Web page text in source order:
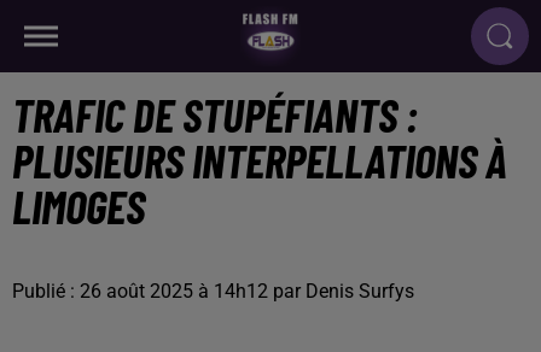
TRAFIC DE STUPÉFIANTS :
PLUSIEURS INTERPELLATIONS À
LIMOGES
Publié : 26 août 2025 à 14h12 par Denis Surfys